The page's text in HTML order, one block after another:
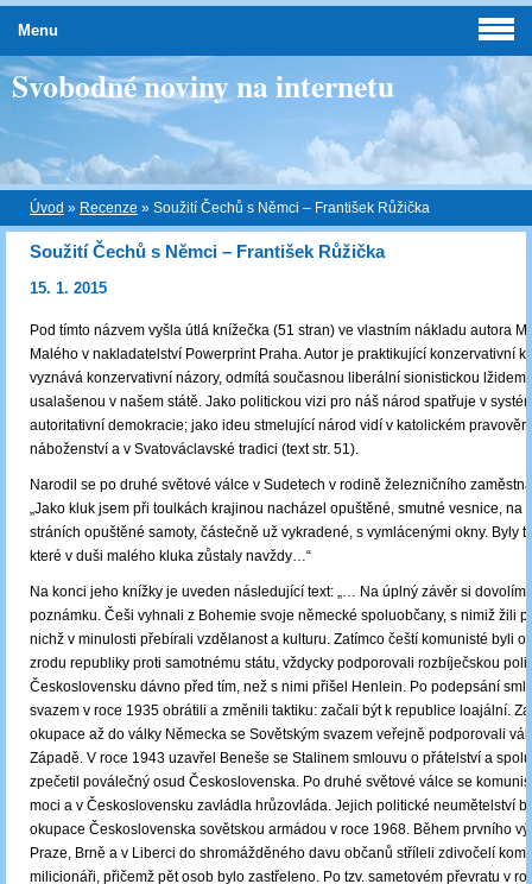
Svobodné noviny na internetu
Úvod » Recenze » Soužití Čechů s Němci – František Růžička
Soužití Čechů s Němci – František Růžička
15. 1. 2015
Pod tímto názvem vyšla útlá knížečka (51 stran) ve vlastním nákladu autora
Malého v nakladatelství Powerprint Praha. Autor je praktikující konzervativní
vyznává konzervativní názory, odmítá současnou liberální sionistickou
usalašenou v našem státě. Jako politickou vizi pro náš národ spatřuje v
autoritativní demokracie; jako ideu stmelující národ vidí v katolickém
náboženství a v Svatováclavské tradici (text str. 51).
Narodil se po druhé světové válce v Sudetech v rodině železničního
„Jako kluk jsem při toulkách krajinou nacházel opuštěné, smutné vesnice, na
stráních opuštěné samoty, částečně už vykradené, s vymlácenými okny. Byly
které v duši malého kluka zůstaly navždy…“
Na konci jeho knížky je uveden následující text: „… Na úplný závěr si dovolím
poznámku. Češi vyhnali z Bohemie svoje německé spoluobčany, s nimiž žili
nichž v minulosti přebírali vzdělanost a kulturu. Zatímco čeští komunisté byli
zrodu republiky proti samotnému státu, vždycky podporovali rozbíječskou
Československu dávno před tím, než s nimi přišel Henlein. Po podepsání
svazem v roce 1935 obrátili a změnili taktiku: začali být k republice loajální.
okupace až do války Německa se Sovětským svazem veřejně podporovali
Západě. V roce 1943 uzavřel Beneše se Stalinem smlouvu o přátelství a
zpečetil poválečný osud Československa. Po druhé světové válce se
moci a v Československu zavládla hrůzovláda. Jejich politické neumětelství
okupace Československa sovětskou armádou v roce 1968. Během prvního
Praze, Brně a v Liberci do shromážděného davu občanů stříleli zdivočelí
milicionáři, přičemž pět osob bylo zastřeleno. Po tzv. sametovém převratu v
Menu